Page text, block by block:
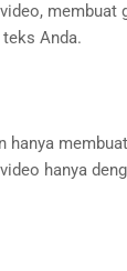
membuat
Anda.
hanya
hanya